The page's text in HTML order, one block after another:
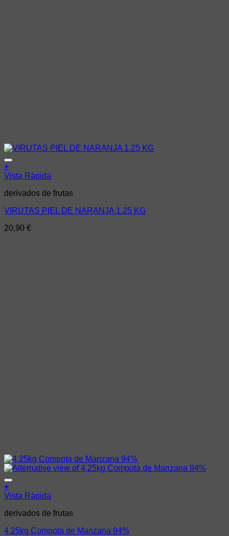
+
Vista Rápida
derivados de frutas
VIRUTAS PIEL DE NARANJA 1.25 KG
20,90 €
+
Vista Rápida
derivados de frutas
4,25kg Compota de Manzana 94%